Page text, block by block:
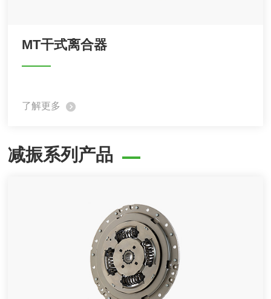
MT干式离合器
了解更多
减振系列产品